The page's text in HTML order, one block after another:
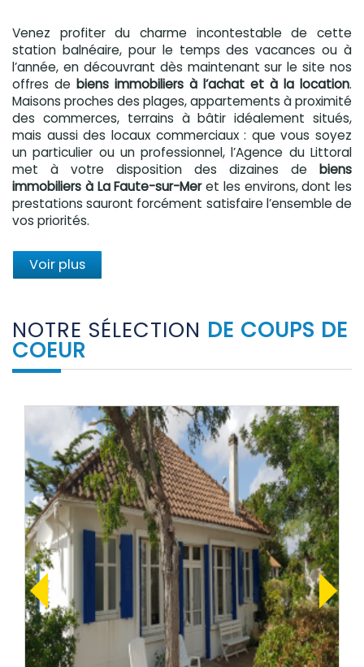
Venez profiter du charme incontestable de cette
station balnéaire, pour le temps des vacances ou à
l’année, en découvrant dès maintenant sur le site nos
offres de biens immobiliers à l’achat et à la location.
Maisons proches des plages, appartements à proximité
des commerces, terrains à bâtir idéalement situés,
mais aussi des locaux commerciaux : que vous soyez
un particulier ou un professionnel, l’Agence du Littoral
met à votre disposition des dizaines de biens
immobiliers à La Faute-sur-Meret les environs, dont les
prestations sauront forcément satisfaire l’ensemble de
vos priorités.
Voir plus
NOTRE SÉLECTION DE COUPS DE
COEUR